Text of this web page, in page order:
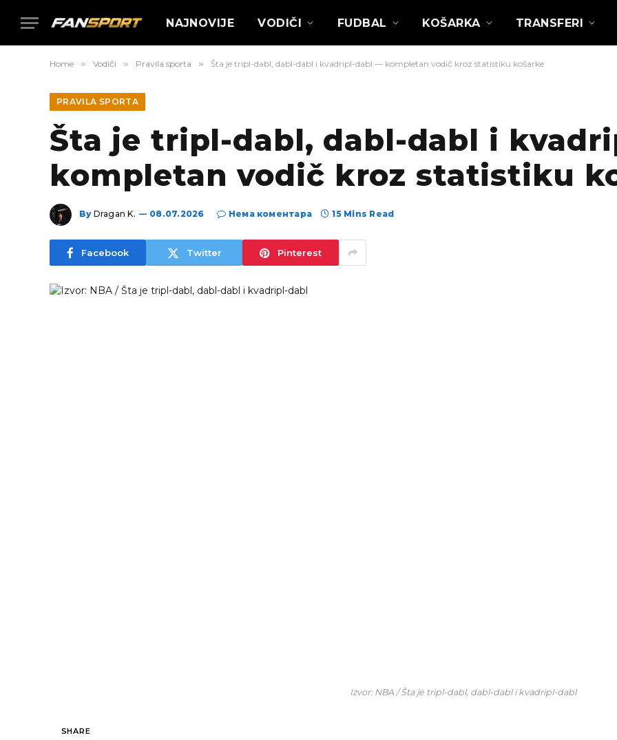
NAJNOVIJE VODIČI FUDBAL KOŠARKA TRANSFERI
Home » Vodiči » Pravila sporta » Šta je tripl-dabl, dabl-dabl i kvadripl-dabl — kompletan vodič kroz statistiku košarke
PRAVILA SPORTA
Šta je tripl-dabl, dabl-dabl i
kompletan vodič kroz statistiku
By Dragan K. 08.07.2026 Нема коментара 15 Mins Read
Facebook Twitter Pinterest
Izvor: NBA / Šta je tripl-dabl, dabl-dabl i kvadripl-dabl
SHARE